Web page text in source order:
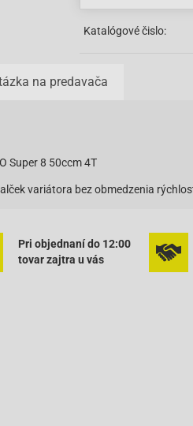
Katalógové čislo:
na predavača
Super 8 50ccm 4T
variátora bez obmedzenia
Pri objednaní do 12:00
tovar zajtra u vás